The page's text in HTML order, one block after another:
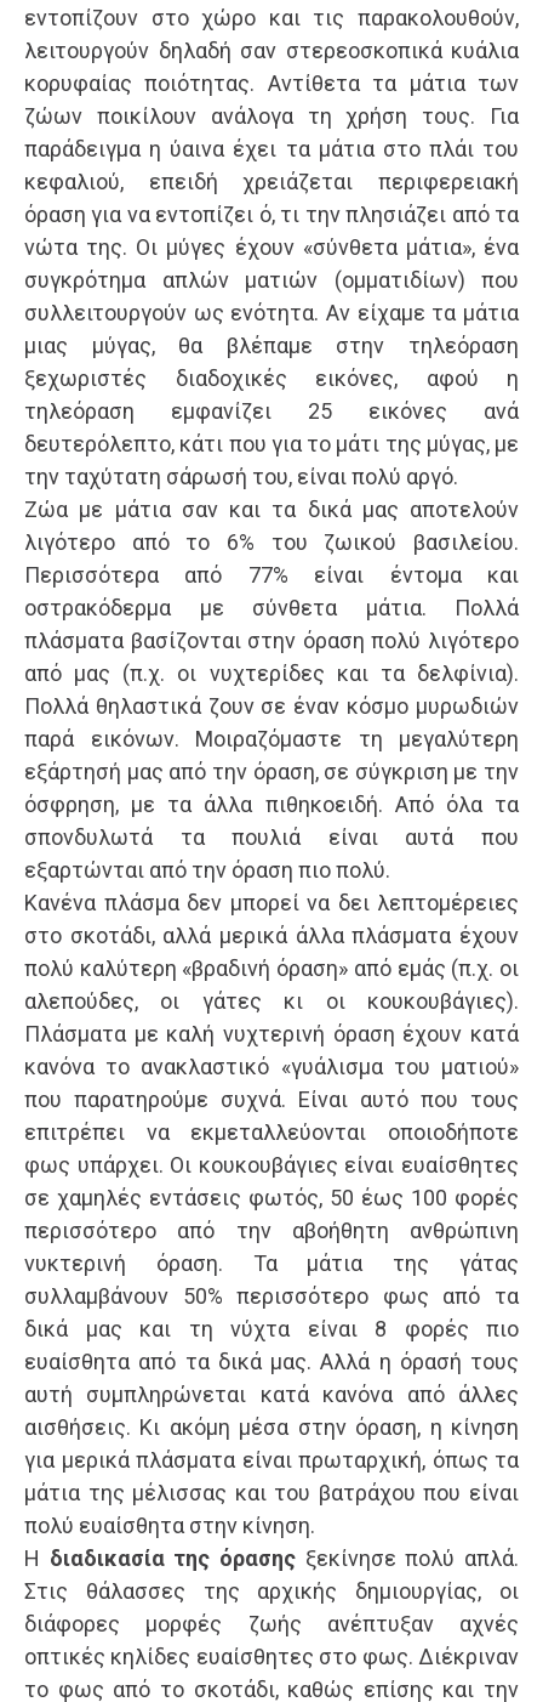
εντοπίζουν στο χώρο και τις παρακολουθούν,
λειτουργούν δηλαδή σαν στερεοσκοπικά κυάλια
κορυφαίας ποιότητας. Αντίθετα τα μάτια των
ζώων ποικίλουν ανάλογα τη χρήση τους. Για
παράδειγμα η ύαινα έχει τα μάτια στο πλάι του
κεφαλιού, επειδή χρειάζεται περιφερειακή
όραση για να εντοπίζει ό, τι την πλησιάζει από τα
νώτα της. Οι μύγες έχουν «σύνθετα μάτια», ένα
συγκρότημα απλών ματιών (ομματιδίων) που
συλλειτουργούν ως ενότητα. Αν είχαμε τα μάτια
μιας μύγας, θα βλέπαμε στην τηλεόραση
ξεχωριστές διαδοχικές εικόνες, αφού η
τηλεόραση εμφανίζει 25 εικόνες ανά
δευτερόλεπτο, κάτι που για το μάτι της μύγας, με
την ταχύτατη σάρωσή του, είναι πολύ αργό.
Ζώα με μάτια σαν και τα δικά μας αποτελούν
λιγότερο από το 6% του ζωικού βασιλείου.
Περισσότερα από 77% είναι έντομα και
οστρακόδερμα με σύνθετα μάτια. Πολλά
πλάσματα βασίζονται στην όραση πολύ λιγότερο
από μας (π.χ. οι νυχτερίδες και τα δελφίνια).
Πολλά θηλαστικά ζουν σε έναν κόσμο μυρωδιών
παρά εικόνων. Μοιραζόμαστε τη μεγαλύτερη
εξάρτησή μας από την όραση, σε σύγκριση με την
όσφρηση, με τα άλλα πιθηκοειδή. Από όλα τα
σπονδυλωτά τα πουλιά είναι αυτά που
εξαρτώνται από την όραση πιο πολύ.
Κανένα πλάσμα δεν μπορεί να δει λεπτομέρειες
στο σκοτάδι, αλλά μερικά άλλα πλάσματα έχουν
πολύ καλύτερη «βραδινή όραση» από εμάς (π.χ. οι
αλεπούδες, οι γάτες κι οι κουκουβάγιες).
Πλάσματα με καλή νυχτερινή όραση έχουν κατά
κανόνα το ανακλαστικό «γυάλισμα του ματιού»
που παρατηρούμε συχνά. Είναι αυτό που τους
επιτρέπει να εκμεταλλεύονται οποιοδήποτε
φως υπάρχει. Οι κουκουβάγιες είναι ευαίσθητες
σε χαμηλές εντάσεις φωτός, 50 έως 100 φορές
περισσότερο από την αβοήθητη ανθρώπινη
νυκτερινή όραση. Τα μάτια της γάτας
συλλαμβάνουν 50% περισσότερο φως από τα
δικά μας και τη νύχτα είναι 8 φορές πιο
ευαίσθητα από τα δικά μας. Αλλά η όρασή τους
αυτή συμπληρώνεται κατά κανόνα από άλλες
αισθήσεις. Κι ακόμη μέσα στην όραση, η κίνηση
για μερικά πλάσματα είναι πρωταρχική, όπως τα
μάτια της μέλισσας και του βατράχου που είναι
πολύ ευαίσθητα στην κίνηση.
Η διαδικασία της όρασης ξεκίνησε πολύ απλά.
Στις θάλασσες της αρχικής δημιουργίας, οι
διάφορες μορφές ζωής ανέπτυξαν αχνές
οπτικές κηλίδες ευαίσθητες στο φως. Διέκριναν
το φως από το σκοτάδι, καθώς επίσης και την